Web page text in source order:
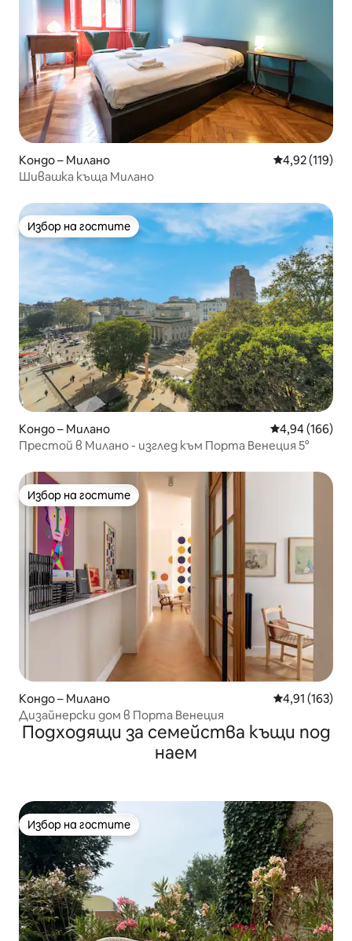
Кондо – Милано Средна
4,92 (119)
Шивашка къща Милано
Избор на гостите
Избор на гостите
Кондо – Милано Средна
4,94 (166)
Престой в Милано - изглед към Порта Венеция 5°
Избор на гостите
Избор на гостите
Кондо – Милано Средна
4,91 (163)
Дизайнерски дом в Порта Венеция
Подходящи за семейства къщи под
наем
Избор на гостите
Избор на гостите